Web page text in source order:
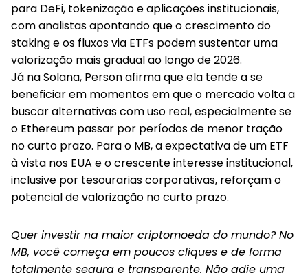
para DeFi, tokenização e aplicações institucionais,
com analistas apontando que o crescimento do
staking e os fluxos via ETFs podem sustentar uma
valorização mais gradual ao longo de 2026.
Já na Solana, Person afirma que ela tende a se
beneficiar em momentos em que o mercado volta a
buscar alternativas com uso real, especialmente se
o Ethereum passar por períodos de menor tração
no curto prazo. Para o MB, a expectativa de um ETF
à vista nos EUA e o crescente interesse institucional,
inclusive por tesourarias corporativas, reforçam o
potencial de valorização no curto prazo.
Quer investir na maior criptomoeda do mundo? No
MB, você começa em poucos cliques e de forma
totalmente segura e transparente. Não adie uma